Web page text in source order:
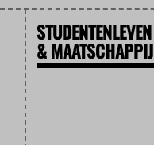
STUDENTENLEVEN
& MAATSCHAPPIJ